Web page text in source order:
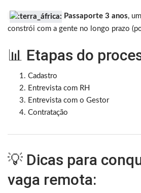
Passaporte 3 anos,
constrói com a gente no longo prazo
📊 Etapas do
Cadastro
Entrevista com RH
Entrevista com o Gestor
Contratação
💡 Dicas para
vaga remota: